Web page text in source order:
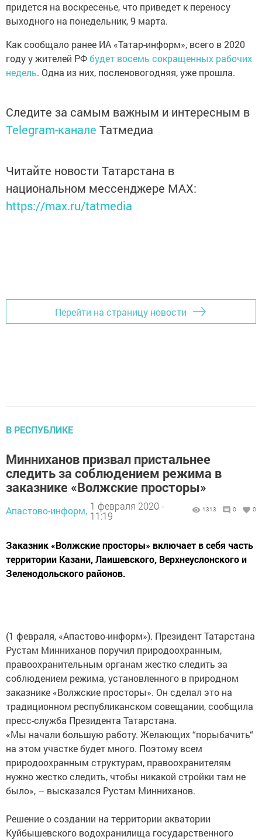
придется на воскресенье, что приведет к переносу
выходного на понедельник, 9 марта.
Как сообщало ранее ИА «Татар-информ», всего в 2020
году у жителей РФбудет восемь сокращенных рабочих
недель. Одна из них, посленовогодняя, уже прошла.
Следите за самым важным и интересным в
Telegram-канале Татмедиа
Читайте новости Татарстана в
национальном мессенджере MАХ:
https://max.ru/tatmedia
Перейти на страницу новости
В РЕСПУБЛИКЕ
Минниханов призвал пристальнее
следить за соблюдением режима в
заказнике «Волжские просторы»
Апастово-информ, 1 февраля 2020 -
11:19
1313 0 0
Заказник «Волжские просторы» включает в себя часть
территории Казани, Лаишевского, Верхнеуслонского и
Зеленодольского районов.
(1 февраля, «Апастово-информ»). Президент Татарстана
Рустам Минниханов поручил природоохранным,
правоохранительным органам жестко следить за
соблюдением режима, установленного в природном
заказнике «Волжские просторы». Он сделал это на
традиционном республиканском совещании, сообщила
пресс-служба Президента Татарстана.
«Мы начали большую работу. Желающих “порыбачить“
на этом участке будет много. Поэтому всем
природоохранным структурам, правоохранителям
нужно жестко следить, чтобы никакой стройки там не
было», – высказался Рустам Минниханов.
Решение о создании на территории акватории
Куйбышевского водохранилища государственного